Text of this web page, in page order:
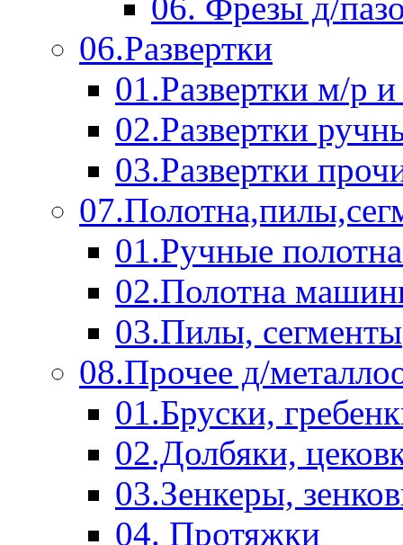
06.Развертки
01.Развертки м/р
02.Развертки
03.Развертки
01.Ручные
02.Полотна
03.Пилы, сегменты
08.Прочее д/
01.Бруски,
02.Долбяки,
03.Зенкеры,
04. Протяжки